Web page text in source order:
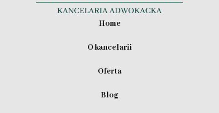
Home
O kancelarii
Oferta
Blog